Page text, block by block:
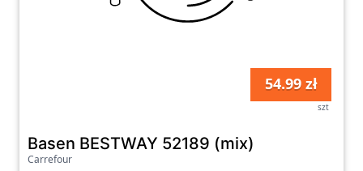
54.99 zł
szt
Basen BESTWAY 52189 (mix)
Carrefour